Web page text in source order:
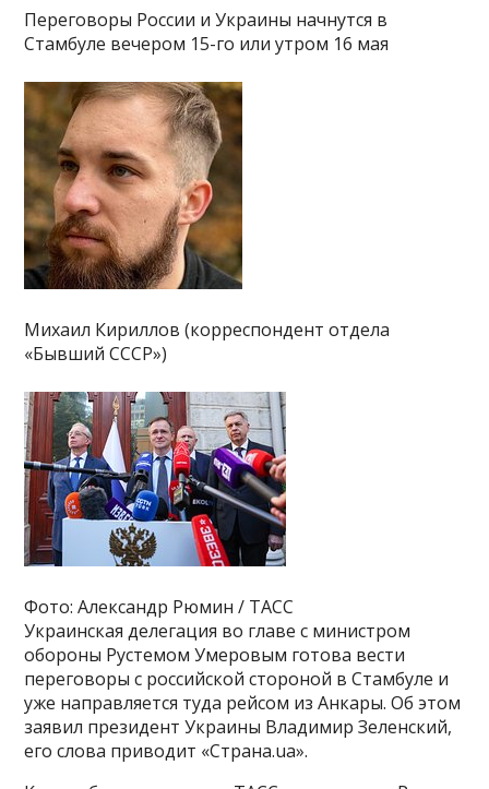
Переговоры России и Украины начнутся в
Стамбуле вечером 15-го или утром 16 мая
Михаил Кириллов (корреспондент отдела
«Бывший СССР»)
Фото: Александр Рюмин / ТАСС
Украинская делегация во главе с министром
обороны Рустемом Умеровым готова вести
переговоры с российской стороной в Стамбуле и
уже направляется туда рейсом из Анкары. Об этом
заявил президент Украины Владимир Зеленский,
его слова приводит «Страна.ua».